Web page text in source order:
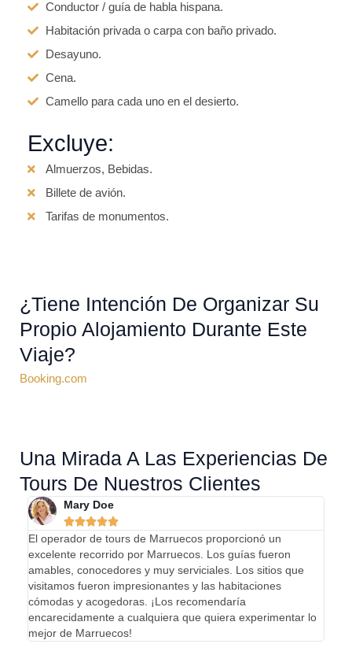
Conductor / guía de habla hispana.
Habitación privada o carpa con baño privado.
Desayuno.
Cena.
Camello para cada uno en el desierto.
Excluye:
Almuerzos, Bebidas.
Billete de avión.
Tarifas de monumentos.
¿Tiene Intención De Organizar Su
Propio Alojamiento Durante Este
Viaje?
Booking.com
Una Mirada A Las Experiencias De
Tours De Nuestros Clientes
Mary Doe

El operador de tours de Marruecos proporcionó un
excelente recorrido por Marruecos. Los guías fueron
amables, conocedores y muy serviciales. Los sitios que
visitamos fueron impresionantes y las habitaciones
cómodas y acogedoras. ¡Los recomendaría
encarecidamente a cualquiera que quiera experimentar lo
mejor de Marruecos!